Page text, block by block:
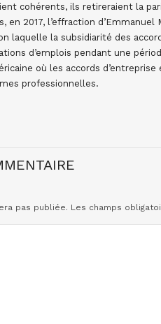
cohérents, ils retireraient la
en 2017, l’effraction
laquelle la subsidiarité des
d’emplois pendant une
où les accords
professionnelles.
pas publiée. Les champs